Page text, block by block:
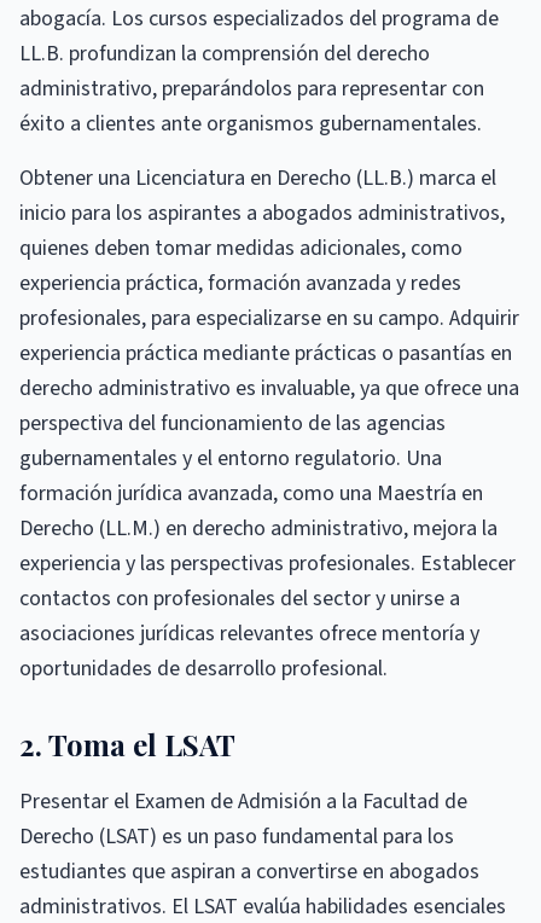
abogacía. Los cursos especializados del programa de
LL.B. profundizan la comprensión del derecho
administrativo, preparándolos para representar con
éxito a clientes ante organismos gubernamentales.
Obtener una Licenciatura en Derecho (LL.B.) marca el
inicio para los aspirantes a abogados administrativos,
quienes deben tomar medidas adicionales, como
experiencia práctica, formación avanzada y redes
profesionales, para especializarse en su campo. Adquirir
experiencia práctica mediante prácticas o pasantías en
derecho administrativo es invaluable, ya que ofrece una
perspectiva del funcionamiento de las agencias
gubernamentales y el entorno regulatorio. Una
formación jurídica avanzada, como una Maestría en
Derecho (LL.M.) en derecho administrativo, mejora la
experiencia y las perspectivas profesionales. Establecer
contactos con profesionales del sector y unirse a
asociaciones jurídicas relevantes ofrece mentoría y
oportunidades de desarrollo profesional.
2. Toma el LSAT
Presentar el Examen de Admisión a la Facultad de
Derecho (LSAT) es un paso fundamental para los
estudiantes que aspiran a convertirse en abogados
administrativos. El LSAT evalúa habilidades esenciales